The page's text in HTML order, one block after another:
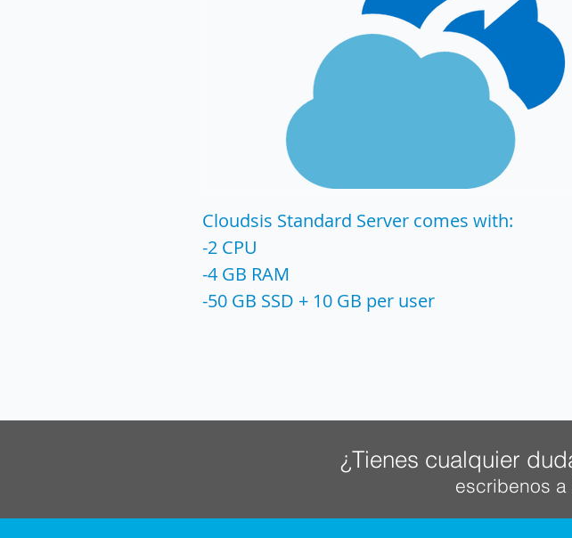
Cloudsis Standard Server comes with:
-2 CPU
-4 GB RAM
-50 GB SSD + 10 GB per user
¿Tienes cualquier
escribenos a